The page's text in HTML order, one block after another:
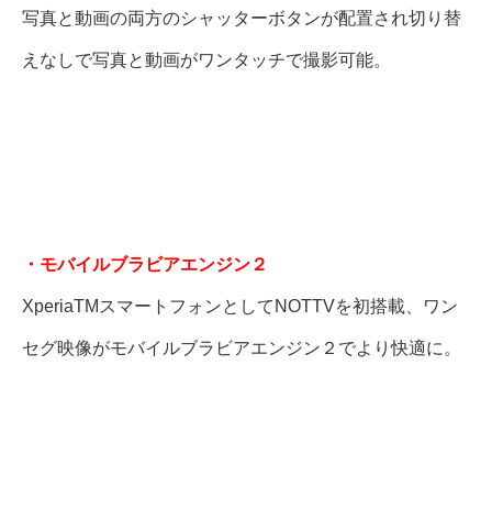
写真と動画の両方のシャッターボタンが配置され切り替
えなしで写真と動画がワンタッチで撮影可能。
・モバイルブラビアエンジン２
XperiaTMスマートフォンとしてNOTTVを初搭載、ワン
セグ映像がモバイルブラビアエンジン２でより快適に。